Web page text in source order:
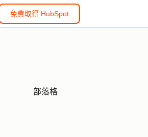
免費取得 HubSpot
部落格